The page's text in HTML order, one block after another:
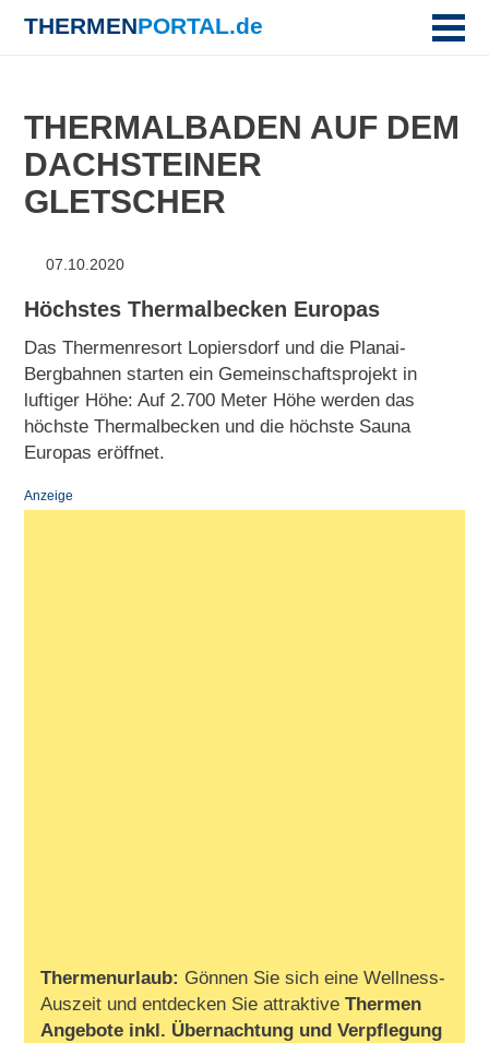
THERMENPORTAL.de
THERMALBADEN AUF DEM
DACHSTEINER
GLETSCHER
07.10.2020
Höchstes Thermalbecken Europas
Das Thermenresort Lopiersdorf und die Planai-
Bergbahnen starten ein Gemeinschaftsprojekt in
luftiger Höhe: Auf 2.700 Meter Höhe werden das
höchste Thermalbecken und die höchste Sauna
Europas eröffnet.
Anzeige
Thermenurlaub: Gönnen Sie sich eine Wellness-
Auszeit und entdecken Sie attraktiveThermen
Angebote inkl. Übernachtung und Verpflegung